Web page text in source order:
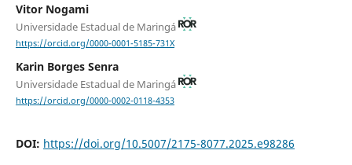
Vitor Nogami
Universidade Estadual de Maringá
https://orcid.org/0000-0001-5185-731X
Karin Borges Senra
Universidade Estadual de Maringá
https://orcid.org/0000-0002-0118-4353
DOI: https://doi.org/10.5007/2175-8077.2025.e98286